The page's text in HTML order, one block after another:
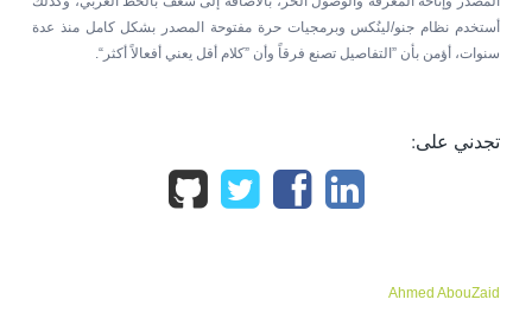
أستخدم نظام جنو/لينُكس وبرمجيات حرة مفتوحة المصدر بشكل كامل منذ عدة
سنوات، أؤمن بأن ”التفاصيل تصنع فرقاً وأن ”كلام أقل يعني أفعالاً أكثر“.
تجدني على:
Ahmed AbouZaid